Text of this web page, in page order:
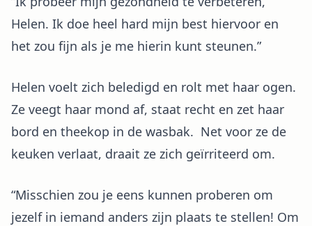
Helen. Ik doe heel hard mijn best hiervoor en
het zou fijn als je me hierin kunt steunen.”
Helen voelt zich beledigd en rolt met haar ogen.
Ze veegt haar mond af, staat recht en zet haar
bord en theekop in de wasbak. Net voor ze de
keuken verlaat, draait ze zich geïrriteerd om.
“Misschien zou je eens kunnen proberen om
jezelf in iemand anders zijn plaats te stellen! Om